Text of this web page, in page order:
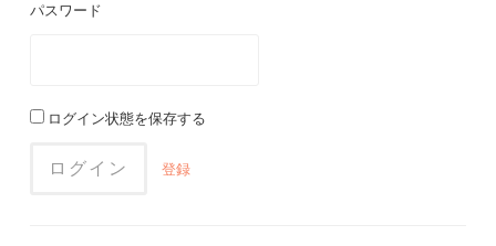
パスワード
ログイン状態を保存する
登録